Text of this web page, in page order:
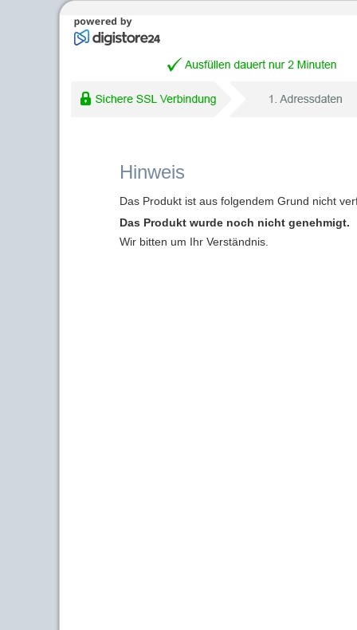
Hinweis
Das Produkt ist aus folgendem Grund nicht
Das Produkt wurde noch nicht genehmigt.
Wir bitten um Ihr Verständnis.